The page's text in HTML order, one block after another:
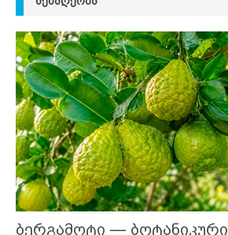
ბერგამოტი — ბოტანიკური